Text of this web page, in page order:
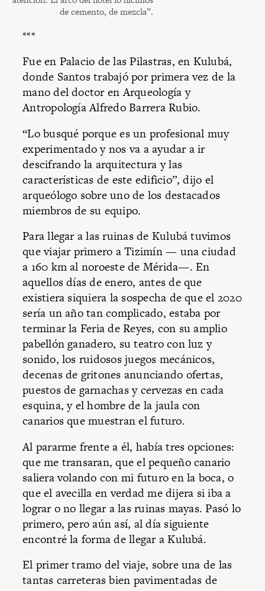
de cemento, de mezcla”.
***
Fue en Palacio de las Pilastras, en Kulubá,
donde Santos trabajó por primera vez de la
mano del doctor en Arqueología y
Antropología Alfredo Barrera Rubio.
“Lo busqué porque es un profesional muy
experimentado y nos va a ayudar a ir
descifrando la arquitectura y las
características de este edificio”, dijo el
arqueólogo sobre uno de los destacados
miembros de su equipo.
Para llegar a las ruinas de Kulubá tuvimos
que viajar primero a Tizimín — una ciudad
a 160 km al noroeste de Mérida—. En
aquellos días de enero, antes de que
existiera siquiera la sospecha de que el 2020
sería un año tan complicado, estaba por
terminar la Feria de Reyes, con su amplio
pabellón ganadero, su teatro con luz y
sonido, los ruidosos juegos mecánicos,
decenas de gritones anunciando ofertas,
puestos de garnachas y cervezas en cada
esquina, y el hombre de la jaula con
canarios que muestran el futuro.
Al pararme frente a él, había tres opciones:
que me transaran, que el pequeño canario
saliera volando con mi futuro en la boca, o
que el avecilla en verdad me dijera si iba a
lograr o no llegar a las ruinas mayas. Pasó lo
primero, pero aún así, al día siguiente
encontré la forma de llegar a Kulubá.
El primer tramo del viaje, sobre una de las
tantas carreteras bien pavimentadas de